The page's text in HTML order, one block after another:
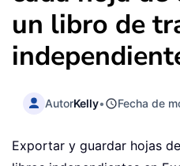
un libro de
AutorKelly• Fecha de
Exportar y guardar hojas